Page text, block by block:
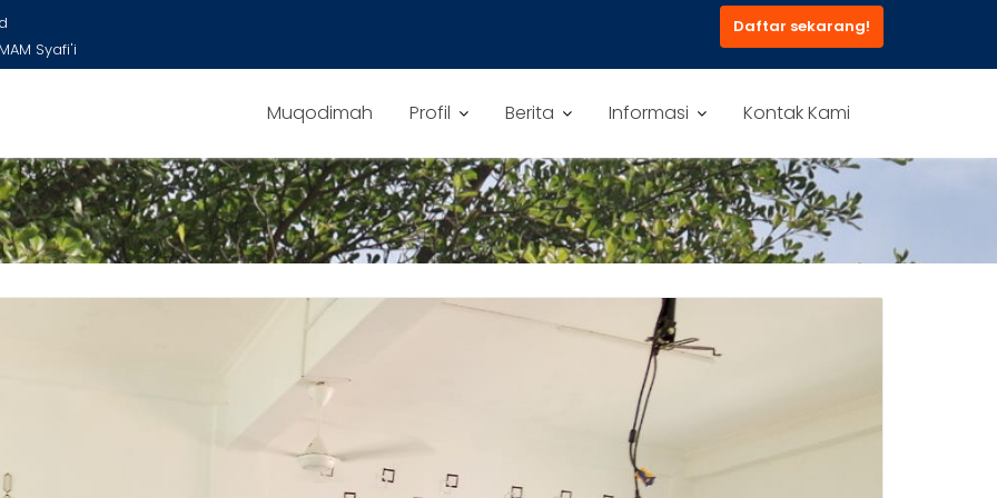
Syafi'i
Daftar sekarang!
Muqodimah Profil Berita Informasi Kontak Kami